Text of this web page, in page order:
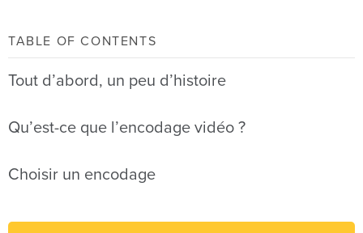
TABLE OF CONTENTS
Tout d’abord, un peu d’histoire
Qu’est-ce que l’encodage vidéo ?
Choisir un encodage